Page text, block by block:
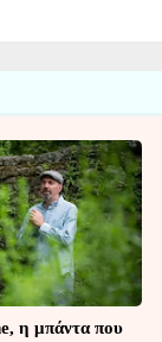
η μπάντα που